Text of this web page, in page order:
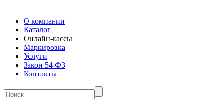
О компании
Каталог
Онлайн-кассы
Маркировка
Услуги
Закон 54-ФЗ
Контакты